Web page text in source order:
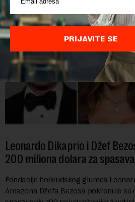
Leonardo Dikaprio i Džef
200 miliona dolara za
Fondacije holivudskog glumca
Amazona Džefa Bezosa pokrenule
PRIJAVITE SE